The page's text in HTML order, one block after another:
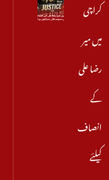
کراچی
میں میر
رضا علی
کے
انصاف
کیلئے